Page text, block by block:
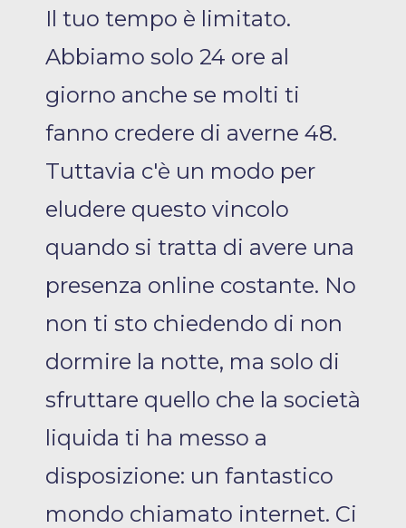
Il tuo tempo è limitato.
Abbiamo solo 24 ore al
giorno anche se molti ti
fanno credere di averne 48.
Tuttavia c'è un modo per
eludere questo vincolo
quando si tratta di avere una
presenza online costante. No
non ti sto chiedendo di non
dormire la notte, ma solo di
sfruttare quello che la società
liquida ti ha messo a
disposizione: un fantastico
mondo chiamato internet. Ci